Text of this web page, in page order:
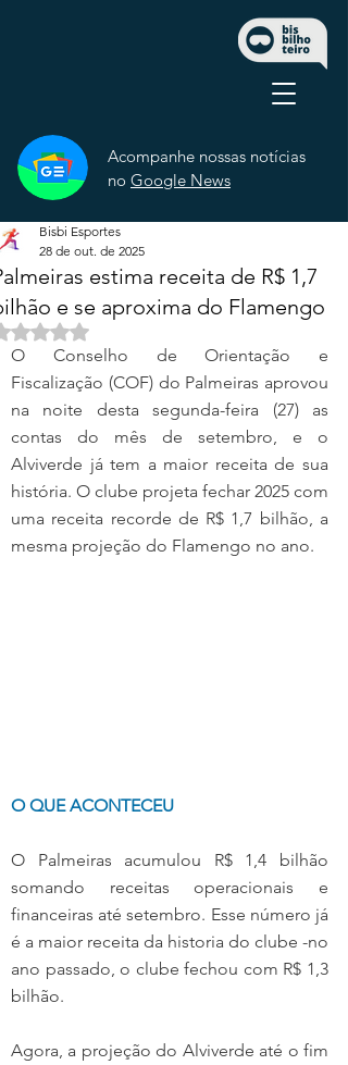
Acompanhe nossas notícias
no Google News
estima receita de R$ 1,7
e se aproxima do Flamengo
Bisbi Esportes
28 de out. de 2025
Avaliado com NaN de 5 estrelas.
O Conselho de Orientação e
Fiscalização (COF) do Palmeiras aprovou
na noite desta segunda-feira (27) as
contas do mês de setembro, e o
Alviverde já tem a maior receita de sua
história. O clube projeta fechar 2025 com
uma receita recorde de R$ 1,7 bilhão, a
mesma projeção do Flamengo no ano.
O QUE ACONTECEU
O Palmeiras acumulou R$ 1,4 bilhão
somando receitas operacionais e
financeiras até setembro. Esse número já
é a maior receita da historia do clube -no
ano passado, o clube fechou com R$ 1,3
bilhão.
Agora, a projeção do Alviverde até o fim